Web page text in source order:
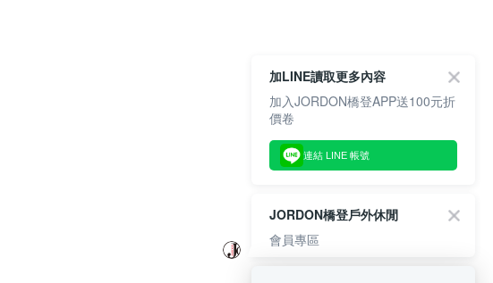
加LINE讀取更多內容
加入JORDON橋登APP送100元折
價卷
連結 LINE 帳號
JORDON橋登戶外休閒
會員專區